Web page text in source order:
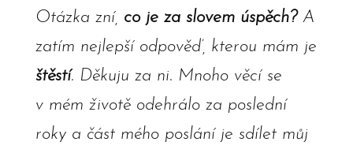
Otázka zní, co je za slovem úspěch?A
zatím nejlepší odpověď, kterou mám je
štěstí. Děkuju za ni. Mnoho věcí se
v mém životě odehrálo za poslední
roky a část mého poslání je sdílet můj